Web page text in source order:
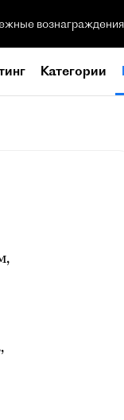
вознаграждения
Категории